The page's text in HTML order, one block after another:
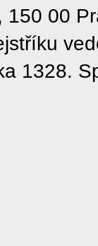
150 00
1328.